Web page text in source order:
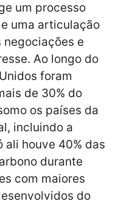
um processo
uma articulação
e
Ao longo do
foram
de 30% do
os países da
incluindo a
ali houve 40% das
durante
com maiores
do